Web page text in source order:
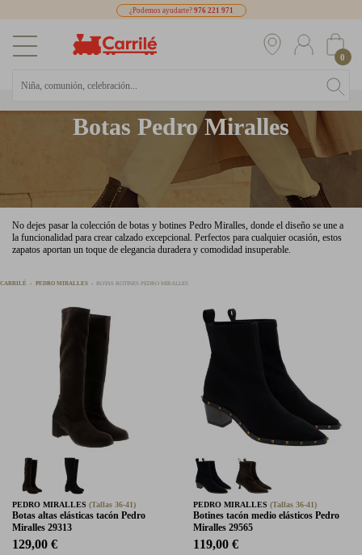
¿Podemos ayudarte? 976 221 971
0
Botas Pedro Miralles
No dejes pasar la colección de botas y botines Pedro Miralles, donde el diseño se une a
la funcionalidad para crear calzado excepcional. Perfectos para cualquier ocasión, estos
zapatos aportan un toque de elegancia duradera y comodidad insuperable.
CARRILÉ PEDRO MIRALLES BOTAS BOTINES PEDRO MIRALLES
PEDRO MIRALLES (Tallas 36-41)
Botas altas elásticas tacón Pedro
Miralles 29313
129,00 €
PEDRO MIRALLES (Tallas 36-41)
Botines tacón medio elásticos Pedro
Miralles 29565
119,00 €